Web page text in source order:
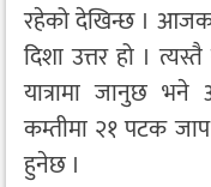
रहेको देखिन्छ ।
दिशा उत्तर हो ।
यात्रामा जानुछ
कम्तीमा २१ पटक जाप
हुनेछ ।